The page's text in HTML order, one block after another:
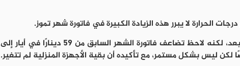
الحرارة لا يبرر هذه الزيادة الكبيرة في فاتورة شهر تموز.
ياسر زياد لم يتسلم فاتورة شهر تموز بعد، لكنه لاحظ تضاعف فاتورة الشهر السابق من 59 دينارًا في أيار إلى